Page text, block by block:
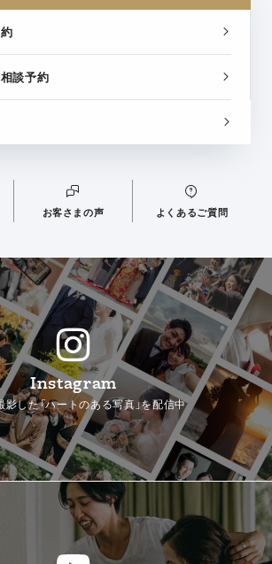
談予約
お客さまの声 よくあるご質問
Instagram
影した「ハートのある写真」を配信中